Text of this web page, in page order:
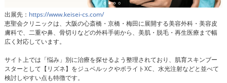
出展先： https://www.keisei-cs.com/
恵聖会クリニックは、大阪の心斎橋・京橋・梅田に展開する美容外科・美容皮
膚科で、二重や鼻、骨切りなどの外科手術から、美肌・脱毛・再生医療まで幅
広く対応しています。
サイト上では「悩み」別に治療を探せるよう整理されており、肌育スキンブー
スターとして【リズネ】をジュベルックやボライトXC、水光注射などと並べて
検討しやすい点も特徴です。